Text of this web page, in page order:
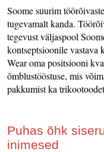
Soome suurim
tugevamalt kanda.
tegevust väljaspool
kontseptsioonile vastava
Wear oma positsiooni
õmblustööstuse, mis
pakkumist ka
Puhas õhk
inimesed